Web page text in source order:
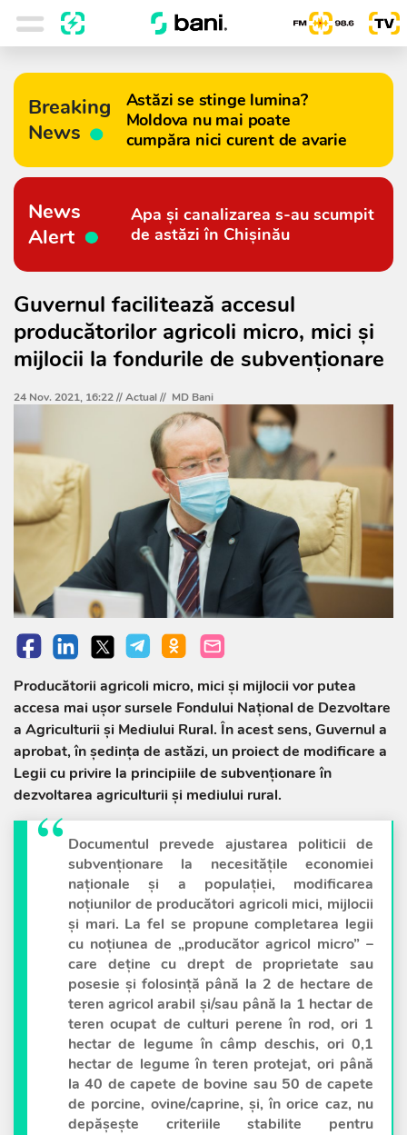
Breaking
News
Astăzi se stinge lumina?
Moldova nu mai poate
cumpăra nici curent de avarie
News
Alert
Apa și canalizarea s-au scumpit
de astăzi în Chișinău
Guvernul facilitează accesul
producătorilor agricoli micro, mici și
mijlocii la fondurile de subvenționare
24 Nov. 2021, 16:22 //Actual// MD Bani
Producătorii agricoli micro, mici și mijlocii vor putea
accesa mai ușor sursele Fondului Național de Dezvoltare
a Agriculturii și Mediului Rural. În acest sens, Guvernul a
aprobat, în ședința de astăzi, un proiect de modificare a
Legii cu privire la principiile de subvenționare în
dezvoltarea agriculturii și mediului rural.
Documentul prevede ajustarea politicii de
subvenționare la necesitățile economiei
naționale și a populației, modificarea
noțiunilor de producători agricoli mici, mijlocii
și mari. La fel se propune completarea legii
cu noțiunea de „producător agricol micro” –
care deţine cu drept de proprietate sau
posesie și folosință până la 2 de hectare de
teren agricol arabil și/sau până la 1 hectar de
teren ocupat de culturi perene în rod, ori 1
hectar de legume în câmp deschis, ori 0,1
hectar de legume în teren protejat, ori până
la 40 de capete de bovine sau 50 de capete
de porcine, ovine/caprine, şi, în orice caz, nu
depăşeşte criteriile stabilite pentru